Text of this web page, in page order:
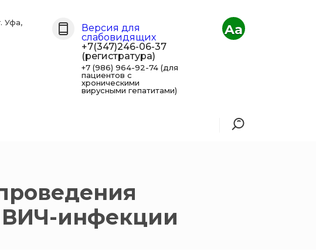
Уфа,
Версия для
слабовидящих
+7(347)246-06-37
(регистратура)
+7 (986) 964-92-74 (для
пациентов с
хроническими
вирусными гепатитами)
Aa
инфекции